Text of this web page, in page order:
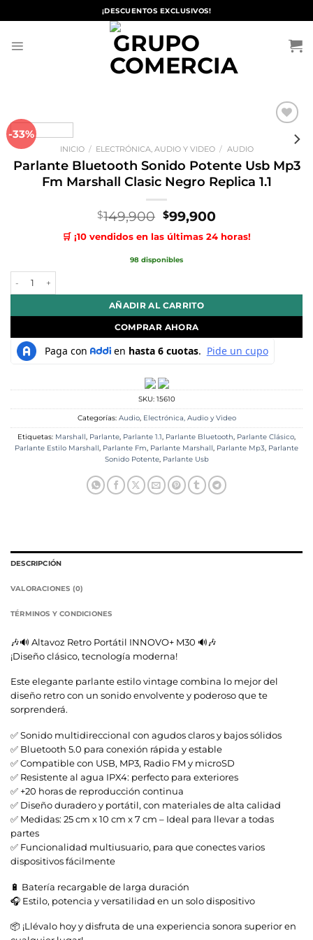
al
¡DESCUENTOS EXCLUSIVOS!
-33%
Añadir
deseos
INICIO / ELECTRÓNICA, AUDIO Y VIDEO / AUDIO
Parlante Bluetooth Sonido Potente Usb Mp3
Fm Marshall Clasic Negro Replica 1.1
$149,900 El
precio
original
era:
$99,900El
precio
actual
🛒 ¡10 vendidos en las últimas 24 horas!
98 disponibles
AÑADIR AL CARRITO
COMPRAR AHORA
SKU: 15610
Categorías: Audio, Electrónica, Audio y Video
Etiquetas: Marshall, Parlante, Parlante 1.1, Parlante Bluetooth, Parlante Clásico,
Parlante Estilo Marshall, Parlante Fm, Parlante Marshall, Parlante Mp3, Parlante
Sonido Potente, Parlante Usb
DESCRIPCIÓN
VALORACIONES (0)
TÉRMINOS Y CONDICIONES
🎶🔊 Altavoz Retro Portátil INNOVO+ M30 🔊🎶
¡Diseño clásico, tecnología moderna!
Este elegante parlante estilo vintage combina lo mejor del
diseño retro con un sonido envolvente y poderoso que te
sorprenderá.
✅ Sonido multidireccional con agudos claros y bajos sólidos
✅ Bluetooth 5.0 para conexión rápida y estable
✅ Compatible con USB, MP3, Radio FM y microSD
✅ Resistente al agua IPX4: perfecto para exteriores
✅ +20 horas de reproducción continua
✅ Diseño duradero y portátil, con materiales de alta calidad
✅ Medidas: 25 cm x 10 cm x 7 cm – Ideal para llevar a todas
partes
✅ Funcionalidad multiusuario, para que conectes varios
dispositivos fácilmente
🔋 Batería recargable de larga duración
🎧 Estilo, potencia y versatilidad en un solo dispositivo
📦 ¡Llévalo hoy y disfruta de una experiencia sonora superior en